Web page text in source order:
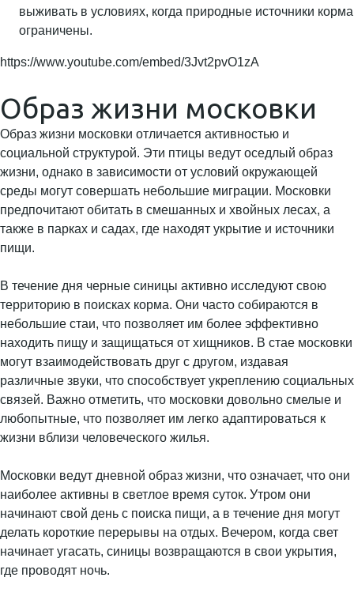
выживать в условиях, когда природные источники корма
ограничены.
https://www.youtube.com/embed/3Jvt2pvO1zA
Образ жизни московки
Образ жизни московки отличается активностью и
социальной структурой. Эти птицы ведут оседлый образ
жизни, однако в зависимости от условий окружающей
среды могут совершать небольшие миграции. Московки
предпочитают обитать в смешанных и хвойных лесах, а
также в парках и садах, где находят укрытие и источники
пищи.
В течение дня черные синицы активно исследуют свою
территорию в поисках корма. Они часто собираются в
небольшие стаи, что позволяет им более эффективно
находить пищу и защищаться от хищников. В стае московки
могут взаимодействовать друг с другом, издавая
различные звуки, что способствует укреплению социальных
связей. Важно отметить, что московки довольно смелые и
любопытные, что позволяет им легко адаптироваться к
жизни вблизи человеческого жилья.
Московки ведут дневной образ жизни, что означает, что они
наиболее активны в светлое время суток. Утром они
начинают свой день с поиска пищи, а в течение дня могут
делать короткие перерывы на отдых. Вечером, когда свет
начинает угасать, синицы возвращаются в свои укрытия,
где проводят ночь.